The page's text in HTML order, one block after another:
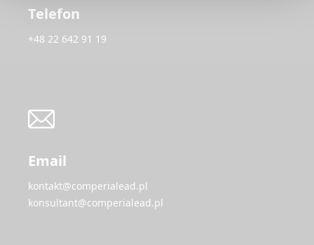
Telefon
+48 22 642 91 19
Email
kontakt@comperialead.pl
konsultant@comperialead.pl